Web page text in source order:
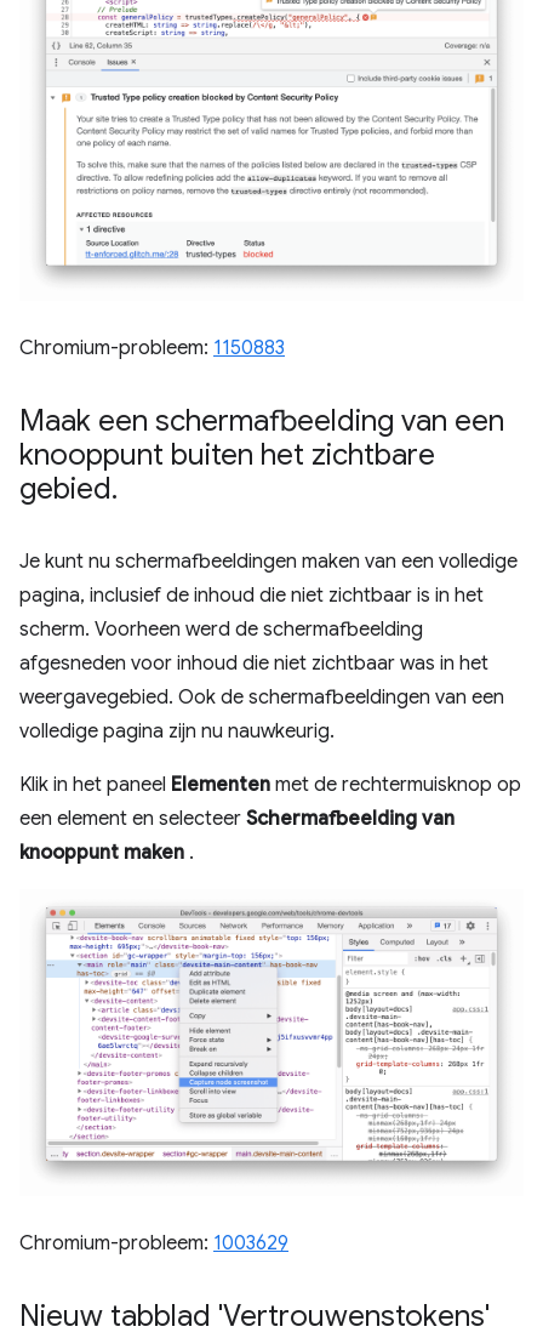
Chromium-probleem: 1150883
Maak een schermafbeelding van een
knooppunt buiten het zichtbare
gebied.
Je kunt nu schermafbeeldingen maken van een volledige
pagina, inclusief de inhoud die niet zichtbaar is in het
scherm. Voorheen werd de schermafbeelding
afgesneden voor inhoud die niet zichtbaar was in het
weergavegebied. Ook de schermafbeeldingen van een
volledige pagina zijn nu nauwkeurig.
Klik in het paneel Elementen met de rechtermuisknop op
een element en selecteer Schermafbeelding van
knooppunt maken .
Chromium-probleem: 1003629
Nieuw tabblad 'Vertrouwenstokens'